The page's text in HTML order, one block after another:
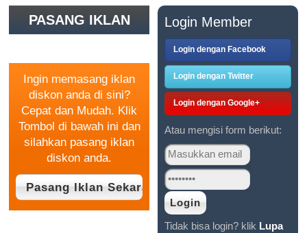
PASANG IKLAN
Ingin memasang iklan
diskon anda di sini?
Cepat dan Mudah. Klik
Tombol di bawah ini dan
silahkan pasang iklan
diskon anda.
Login Member
Login dengan Facebook
Login dengan Twitter
Login dengan Google+
Atau mengisi form berikut:
Tidak bisa login? klik Lupa